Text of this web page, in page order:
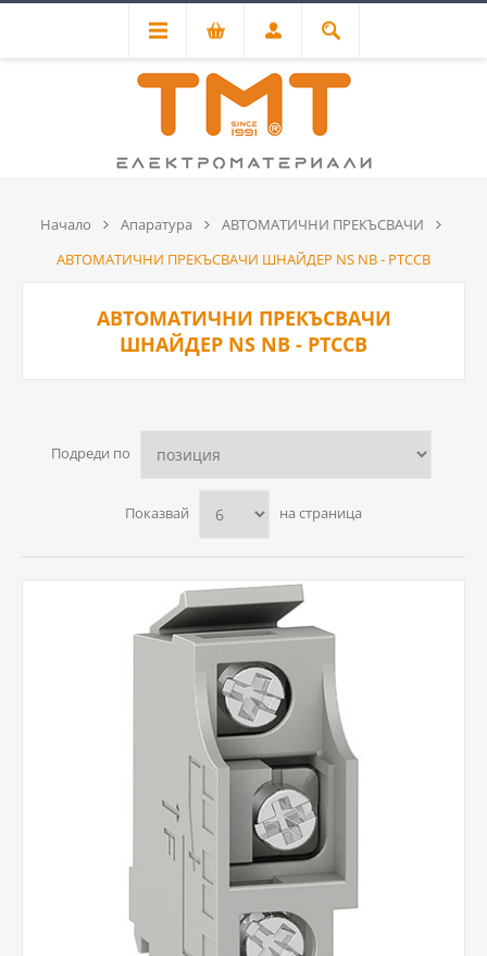
Начало Апаратура
АВТОМАТИЧНИ ПРЕКЪСВАЧИ
АВТОМАТИЧНИ ПРЕКЪСВАЧИ ШНАЙДЕР NS NB - PTCCB
АВТОМАТИЧНИ ПРЕКЪСВАЧИ
ШНАЙДЕР NS NB - PTCCB
Подреди по
Показвай на страница